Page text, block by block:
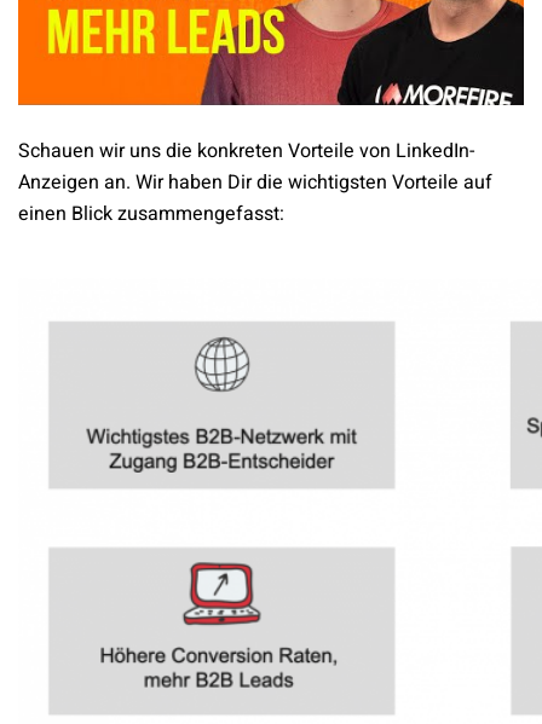
Schauen wir uns die konkreten Vorteile von LinkedIn-
Anzeigen an. Wir haben Dir die wichtigsten Vorteile auf
einen Blick zusammengefasst: